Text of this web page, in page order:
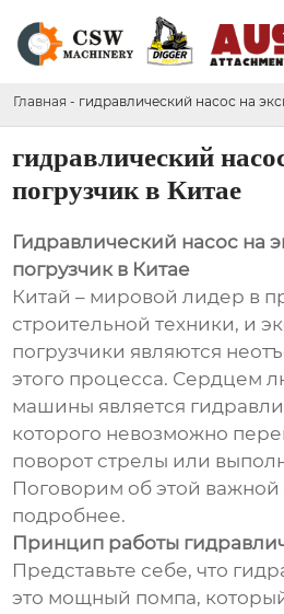
Главная - гидравлический насос на
гидравлический
погрузчик в Китае
Гидравлический насос на
погрузчик в Китае
Китай – мировой лидер в
строительной техники, и
погрузчики являются
этого процесса. Сердцем
машины является
которого невозможно
поворот стрелы или
Поговорим об этой важной
подробнее.
Принцип работы
Представьте себе, что
это мощный помпа,